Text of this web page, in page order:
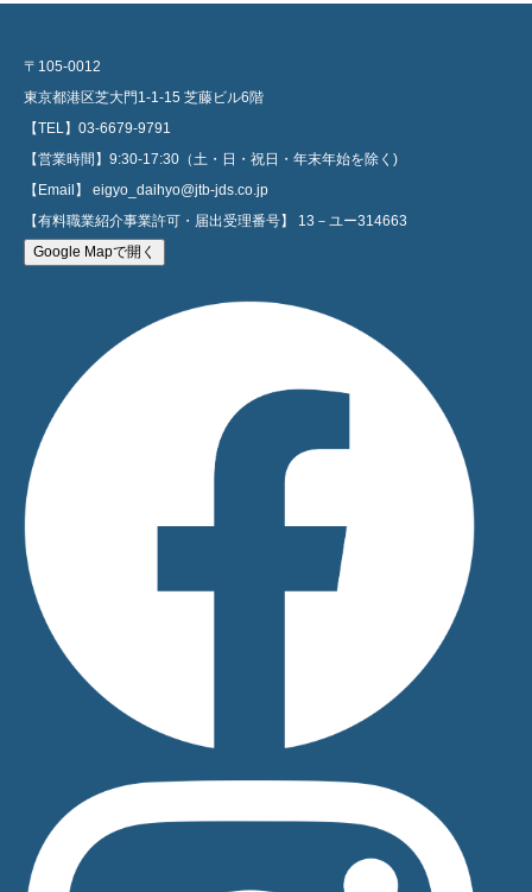
〒105-0012
東京都港区芝大門1-1-15 芝藤ビル6階
【TEL】03-6679-9791
【営業時間】9:30-17:30（土・日・祝日・年末年始を除く)
【Email】 eigyo_daihyo@jtb-jds.co.jp
【有料職業紹介事業許可・届出受理番号】 13－ユー314663
Google Mapで開く